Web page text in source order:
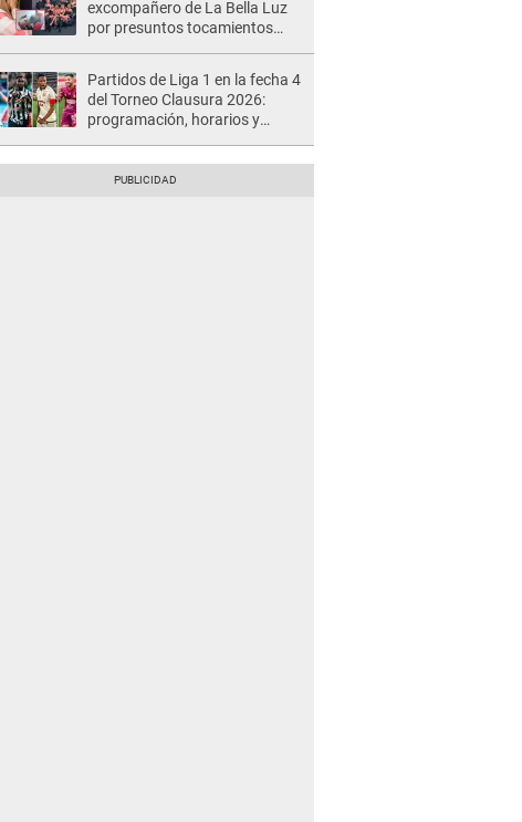
excompañero de La Bella Luz
por presuntos tocamientos
Partidos de Liga 1 en la fecha 4
del Torneo Clausura 2026:
programación, horarios y